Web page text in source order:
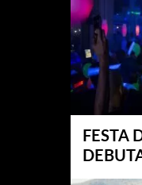
FESTA